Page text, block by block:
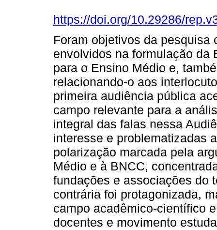
https://doi.org/10.29286/
Foram objetivos da pesquisa
envolvidos na formulação da
para o Ensino Médio e,
relacionando-o aos
primeira audiência pública
campo relevante para a
integral das falas nessa
interesse e problematizadas
polarização marcada pela
Médio e à BNCC,
fundações e associações do
contrária foi protagonizada,
campo acadêmico-científico
docentes e movimento